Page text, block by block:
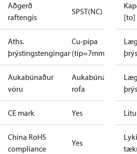
Aðgerð
raftengis
SPST(NC)
Aths.
þrýstingstengingar
Cu-pípa
(tip=7mm)
Aukabúnaður
vöru
Aukabúnaður
rofa
CE mark Yes
China RoHS
compliance
Yes
[to]